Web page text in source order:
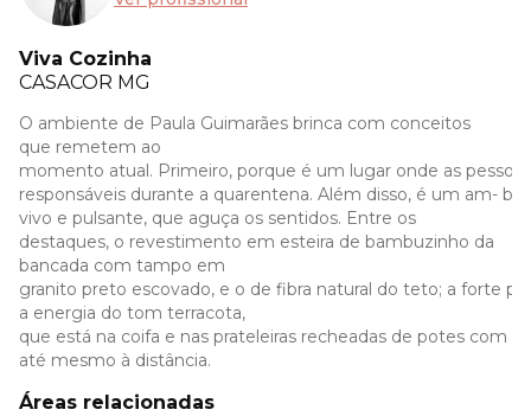
Viva Cozinha
CASACOR MG
O ambiente de Paula Guimarães brinca com conceitos
que remetem ao
momento atual. Primeiro, porque é um lugar onde as
responsáveis durante a quarentena. Além disso, é um am-
vivo e pulsante, que aguça os sentidos. Entre os
destaques, o revestimento em esteira de bambuzinho da
bancada com tampo em
granito preto escovado, e o de fibra natural do teto; a forte
a energia do tom terracota,
que está na coifa e nas prateleiras recheadas de potes com
até mesmo à distância.
Áreas relacionadas